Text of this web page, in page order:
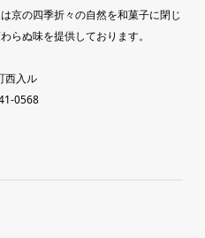
京の四季折々の自然を和菓子に閉じ
らぬ味を提供しております。
西入ル
0568